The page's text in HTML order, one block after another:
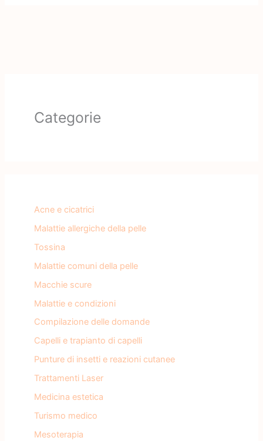
Categorie
Acne e cicatrici
Malattie allergiche della pelle
Tossina
Malattie comuni della pelle
Macchie scure
Malattie e condizioni
Compilazione delle domande
Capelli e trapianto di capelli
Punture di insetti e reazioni cutanee
Trattamenti Laser
Medicina estetica
Turismo medico
Mesoterapia